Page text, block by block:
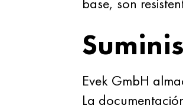
Evek GmbH
La